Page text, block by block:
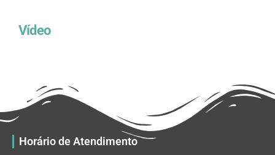
Vídeo
Horário de Atendimento